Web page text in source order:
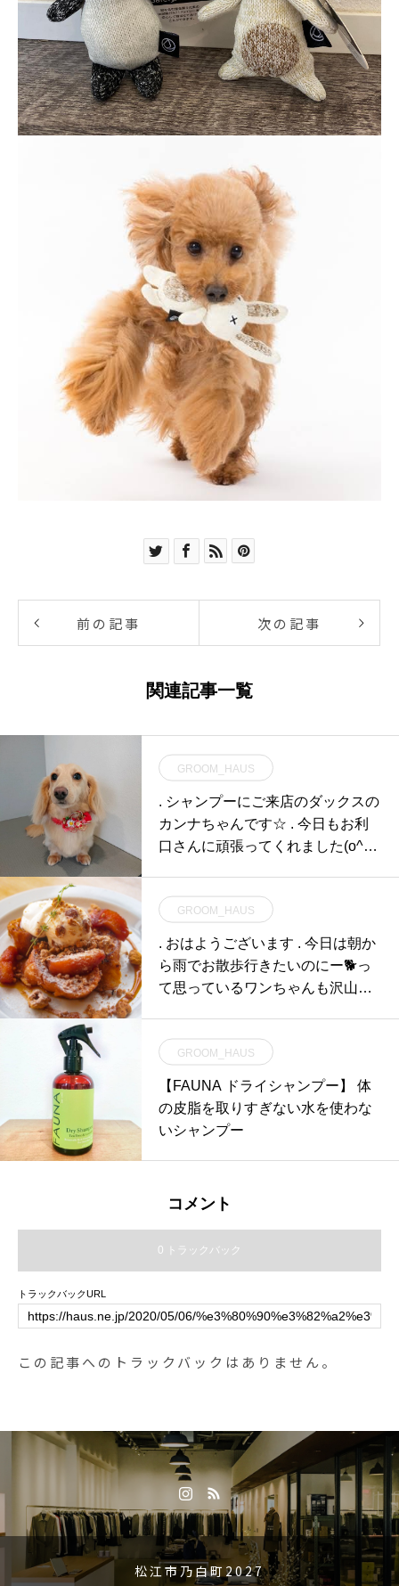
前の記事 次の記事
関連記事一覧
GROOM_HAUS
. シャンプーにご来店のダックスの
カンナちゃんです☆ . 今日もお利
口さんに頑張ってくれました(o^-‘)
GROOM_HAUS
. おはようございます . 今日は朝か
ら雨でお散歩行きたいのにー🐕っ
て思っているワンちゃんも沢山居
GROOM_HAUS
【FAUNA ドライシャンプー】 体
の皮脂を取りすぎない水を使わな
いシャンプー
コメント
0 トラックバック
トラックバックURL
この記事へのトラックバックはありません。
松江市乃白町2027